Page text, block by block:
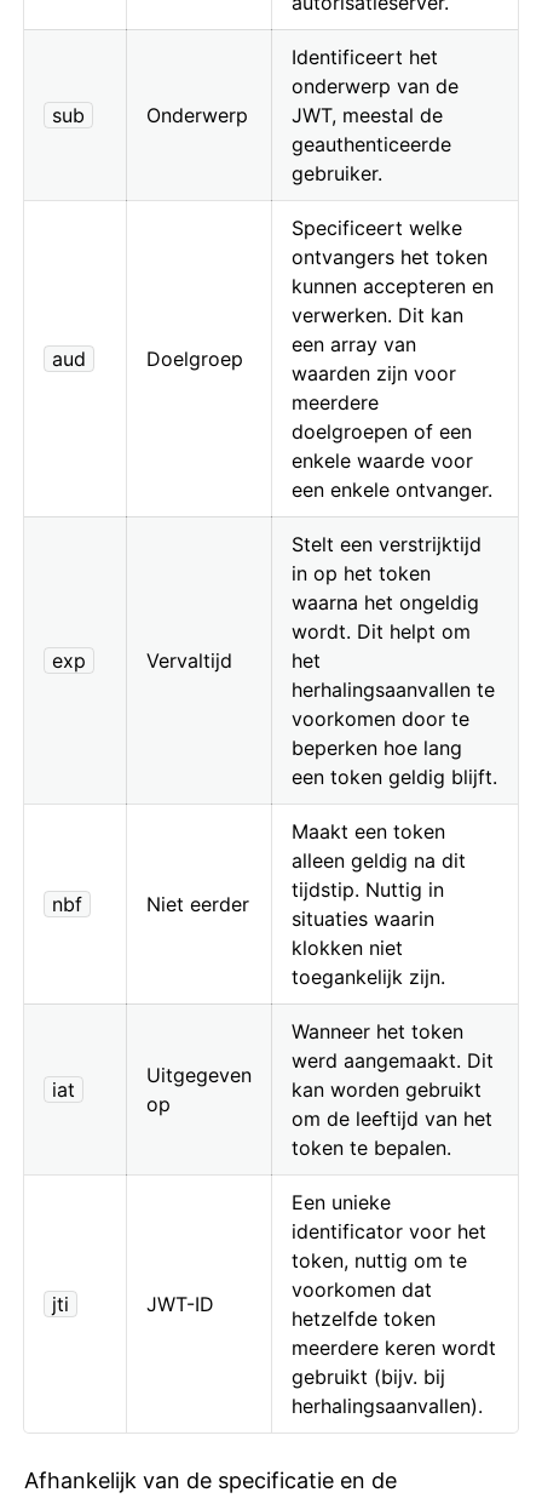
sub Onderwerp
Identificeert het
onderwerp van de
JWT, meestal de
geauthenticeerde
gebruiker.
aud Doelgroep
Specificeert welke
ontvangers het token
kunnen accepteren en
verwerken. Dit kan
een array van
waarden zijn voor
meerdere
doelgroepen of een
enkele waarde voor
een enkele ontvanger.
exp Vervaltijd
Stelt een verstrijktijd
in op het token
waarna het ongeldig
wordt. Dit helpt om
het
herhalingsaanvallen te
voorkomen door te
beperken hoe lang
een token geldig blijft.
nbf Niet eerder
Maakt een token
alleen geldig na dit
tijdstip. Nuttig in
situaties waarin
klokken niet
toegankelijk zijn.
iat
Uitgegeven
op
Wanneer het token
werd aangemaakt. Dit
kan worden gebruikt
om de leeftijd van het
token te bepalen.
jti JWT-ID
Een unieke
identificator voor het
token, nuttig om te
voorkomen dat
hetzelfde token
meerdere keren wordt
gebruikt (bijv. bij
herhalingsaanvallen).
Afhankelijk van de specificatie en de